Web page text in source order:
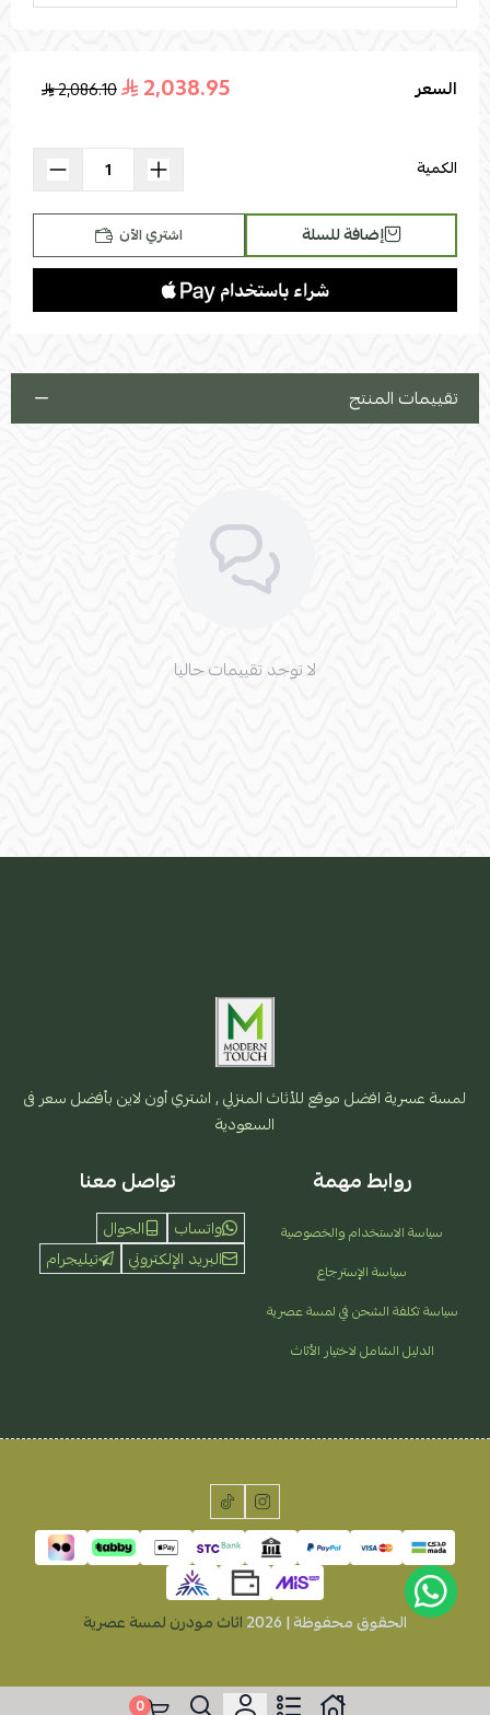
اسحب و افلت الملف هنا
السعر 2,038.95
2,086.10
الكمية
إضافة للسلة اشتري الآن
تقييمات المنتج
لا توجد تقييمات حاليا
لمسة عسرية افضل موقع للأثاث المنزلي , اشتري أون لاين بأفضل سعر فى
السعودية
روابط مهمة
سياسة الاستخدام والخصوصية
سياسة الإسترجاع
سياسة تكلفة الشحن في لمسة عصرية
الدليل الشامل لاختيار الأثاث
تواصل معنا
واتساب
الجوال
البريد الإلكتروني
تيليجرام
الحقوق محفوظة | 2026 اثاث مودرن لمسة عصرية
0